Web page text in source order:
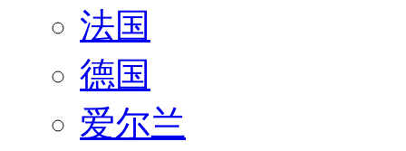
法国
德国
爱尔兰